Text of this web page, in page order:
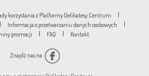
korzystania z Platformy Delikatesy Centrum |
| Informacja o przetwarzaniu danych osobowych |
promocji | FAQ | Kontakt
Znajdź nas na